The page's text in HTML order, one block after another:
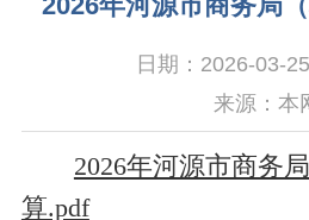
2026年河源市商务局
日期：2026-03-
来源：本
2026年河源市商务
算.pdf